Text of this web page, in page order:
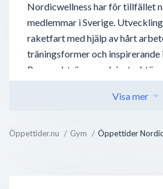
Öppettider.nu Gym Öppettider
Nordicwellness har för tillfället
medlemmar i Sverige.
raketfart med hjälp av hårt
träningsformer och
Personal, tränare och
gymmets förmåga att förnya sig
sina medlemmars önskemål.
Visa mer